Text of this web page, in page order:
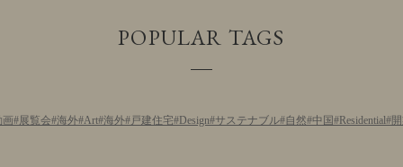
POPULAR TAGS
画 展覧会 海外 Art 海外 戸建住宅 Design サステナブル 自然 中国 Residential